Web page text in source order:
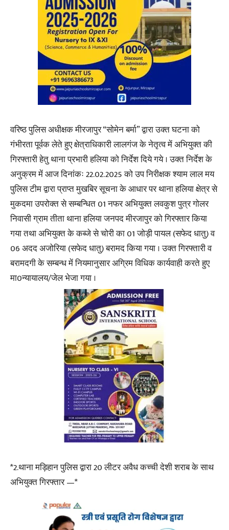
वरिष्ठ पुलिस अधीक्षक मीरजापुर “सोमेन बर्मा” द्वारा उक्त घटना को
गंभीरता पूर्वक लेते हुए क्षेत्राधिकारी लालगंज के नेतृत्व में अभियुक्त की
गिरफ्तारी हेतु थाना प्रभारी हलिया को निर्देश दिये गये । उक्त निर्देश के
अनुक्रम में आज दिनांकः 22.02.2025 को उप निरीक्षक श्याम लाल मय
पुलिस टीम द्वारा प्राप्त मुखबिर सूचना के आधार पर थाना हलिया क्षेत्र से
मुकदमा उपरोक्त से सम्बन्धित 01 नफर अभियुक्त लवकुश पुत्र गोलर
निवासी ग्राम तीता थाना हलिया जनपद मीरजापुर को गिरफ्तार किया
गया तथा अभियुक्त के कब्जे से चोरी का 01 जोड़ी पायल (सफेद धातु) व
06 अदद अजोरिया (सफेद धातु) बरामद किया गया । उक्त गिरफ्तारी व
बरामदगी के सम्बन्ध में नियमानुसार अग्रिम विधिक कार्यवाही करते हुए
मा0न्यायालय/जेल भेजा गया ।
*2.थाना मड़िहान पुलिस द्वारा 20 लीटर अवैध कच्ची देशी शराब के साथ
अभियुक्त गिरफ्तार —*